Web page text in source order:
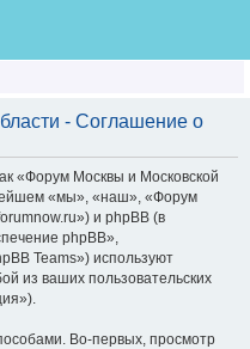
- Соглашение о
«Форум Москвы и Московской
«мы», «наш», «Форум
и phpBB (в
phpBB»,
Teams») используют
из ваших пользовательских
Во-первых, просмотр